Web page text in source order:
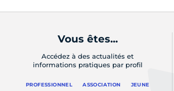
Vous êtes...
Accédez à des actualités et
informations pratiques par profil
PROFESSIONNEL ASSOCIATION JEUNE